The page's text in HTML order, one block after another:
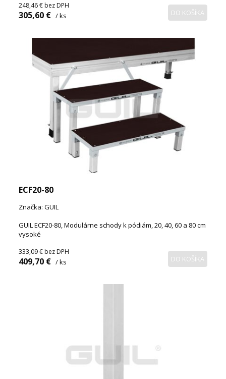
248,46 € bez DPH
305,60 € / ks DO KOŠÍKA
ECF20-80
Značka: GUIL
GUIL ECF20-80, Modulárne schody k pódiám, 20, 40, 60 a 80 cm
vysoké
333,09 € bez DPH
409,70 € / ks DO KOŠÍKA